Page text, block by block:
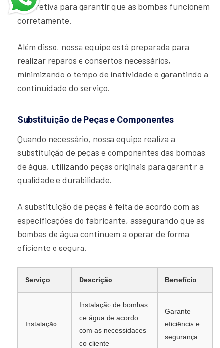
e corretiva para garantir que as bombas funcionem
corretamente.
Além disso, nossa equipe está preparada para
realizar reparos e consertos necessários,
minimizando o tempo de inatividade e garantindo a
continuidade do serviço.
Substituição de Peças e Componentes
Quando necessário, nossa equipe realiza a
substituição de peças e componentes das bombas
de água, utilizando peças originais para garantir a
qualidade e durabilidade.
A substituição de peças é feita de acordo com as
especificações do fabricante, assegurando que as
bombas de água continuem a operar de forma
eficiente e segura.
Serviço Descrição Benefício
Instalação
Instalação de bombas
de água de acordo
com as necessidades
do cliente.
Garante
eficiência e
segurança.